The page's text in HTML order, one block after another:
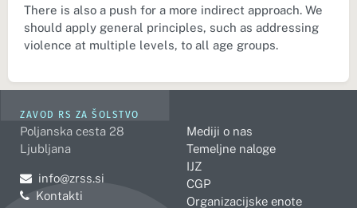
There is also a push for a more indirect approach. We
should apply general principles, such as addressing
violence at multiple levels, to all age groups.
ZAVOD RS ZA ŠOLSTVO
Poljanska cesta 28
Ljubljana
Pošljite e-mail na
info@zrss.si
Kontakti
Mediji o nas
Temeljne naloge
IJZ
CGP
Organizacijske enote